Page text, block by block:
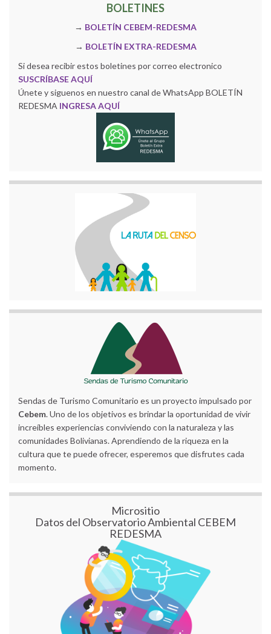
BOLETINES
→ BOLETÍN CEBEM-REDESMA
→ BOLETÍN EXTRA-REDESMA
Si desea recibir estos boletines por correo electronico
SUSCRÍBASE AQUÍ
Únete y siguenos en nuestro canal de WhatsApp BOLETÍN
REDESMA INGRESA AQUÍ
Sendas de Turismo Comunitario es un proyecto impulsado por
Cebem. Uno de los objetivos es brindar la oportunidad de vivir
increíbles experiencias conviviendo con la naturaleza y las
comunidades Bolivianas. Aprendiendo de la riqueza en la
cultura que te puede ofrecer, esperemos que disfrutes cada
momento.
Micrositio
Datos del Observatorio Ambiental CEBEM
REDESMA